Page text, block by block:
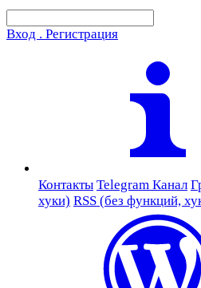
Вход . Регистрация
Контакты Telegram Канал
хуки) RSS (без функций,